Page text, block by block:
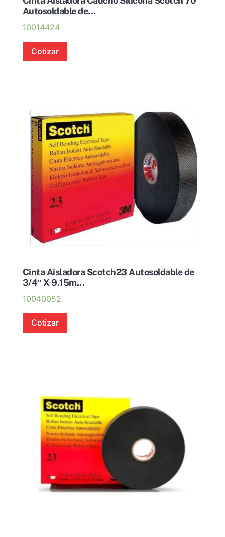
Autosoldable de...
10014424
Cotizar
Cinta Aisladora Scotch23 Autosoldable de
3/4″ X 9.15m...
10040052
Cotizar